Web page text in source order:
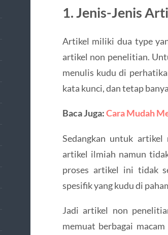
1. Jenis-Jenis
Artikel miliki dua type
artikel non penelitian.
menulis kudu di
kata kunci, dan tetap
Baca Juga:Cara Mudah
Sedangkan untuk
artikel ilmiah namun
proses artikel ini tidak
spesifik yang kudu di
Jadi artikel non
memuat berbagai